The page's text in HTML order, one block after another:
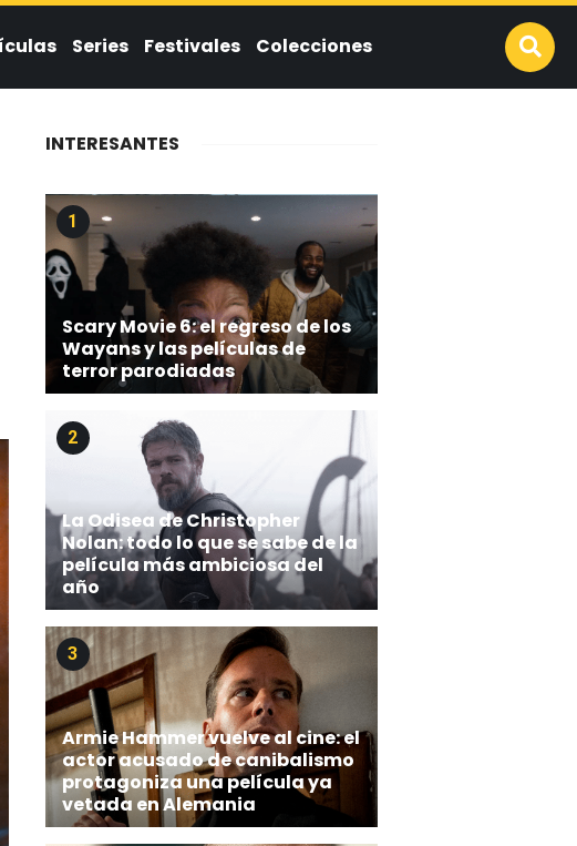
Series Festivales Colecciones
INTERESANTES
1
Scary Movie 6: el regreso de los
Wayans y las películas de
terror parodiadas
2
La Odisea de Christopher
Nolan: todo lo que se sabe de la
película más ambiciosa del
año
3
Armie Hammer vuelve al cine: el
actor acusado de canibalismo
protagoniza una película ya
vetada en Alemania